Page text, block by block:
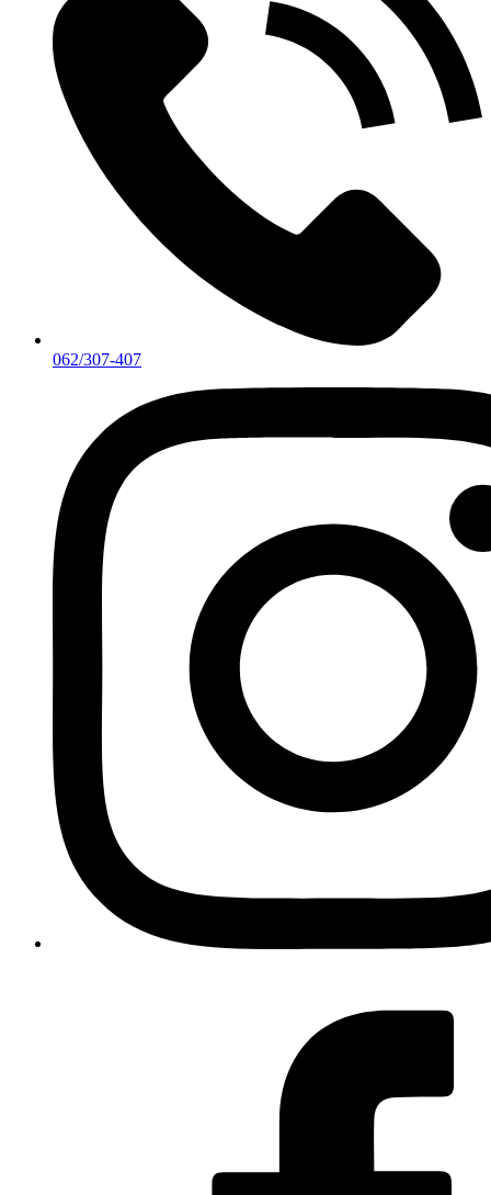
062/307-407